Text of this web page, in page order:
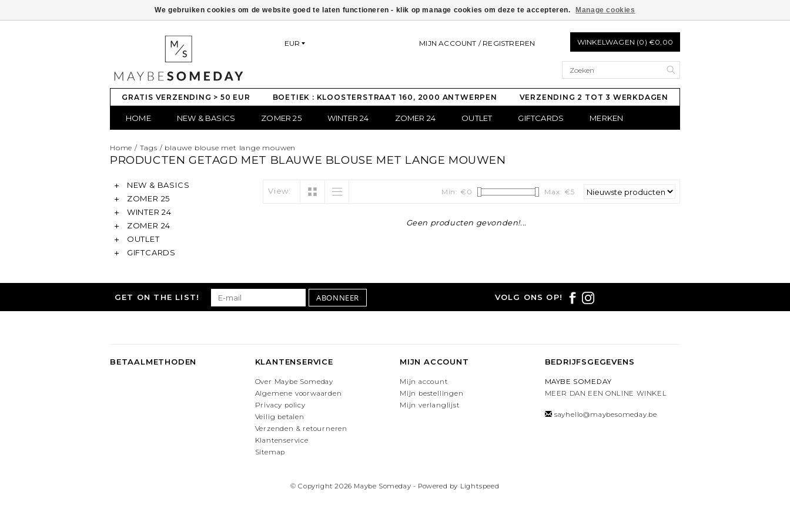
EUR MIJN ACCOUNT / REGISTREREN WINKELWAGEN (0) €0,00
GRATIS VERZENDING > 50 EUR BOETIEK : KLOOSTERSTRAAT 160, 2000 ANTWERPEN VERZENDING 2 TOT 3 WERKDAGEN
HOME NEW & BASICS ZOMER 25 WINTER 24 ZOMER 24 OUTLET GIFTCARDS MERKEN
Home / Tags / blauwe blouse met lange mouwen
PRODUCTEN GETAGD MET BLAUWE BLOUSE MET LANGE MOUWEN
NEW & BASICS
ZOMER 25
WINTER 24
ZOMER 24
OUTLET
GIFTCARDS
View: Min: € 0 Max: €5
Geen producten gevonden!...
We gebruiken cookies om de website goed te laten functioneren - klik op manage cookies om deze te accepteren. Manage cookies
GET ON THE LIST! ABONNEER VOLG ONS OP!
BETAALMETHODEN KLANTENSERVICE
Over Maybe Someday
Algemene voorwaarden
Privacy policy
Veilig betalen
Verzenden & retourneren
Klantenservice
Sitemap
MIJN ACCOUNT
Mijn account
Mijn bestellingen
Mijn verlanglijst
BEDRIJFSGEGEVENS
MAYBE SOMEDAY
MEER DAN EEN ONLINE WINKEL
sayhello@maybesomeday.be
© Copyright 2026 Maybe Someday - Powered by Lightspeed